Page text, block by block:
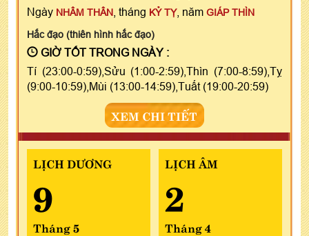
Ngày NHÂM THÂN , tháng KỶ TỴ, năm GIÁP THÌN
Hắc đạo (thiên hình hắc đạo)
GIỜ TỐT TRONG NGÀY :
Tí (23:00-0:59),Sửu (1:00-2:59),Thìn (7:00-8:59),Tỵ
(9:00-10:59),Mùi (13:00-14:59),Tuất (19:00-20:59)
XEM CHI TIẾT
LỊCH DƯƠNG
9
Tháng 5
LỊCH ÂM
2
Tháng 4